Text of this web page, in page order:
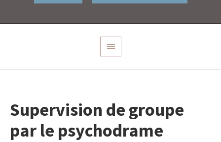
Supervision de groupe
par le psychodrame